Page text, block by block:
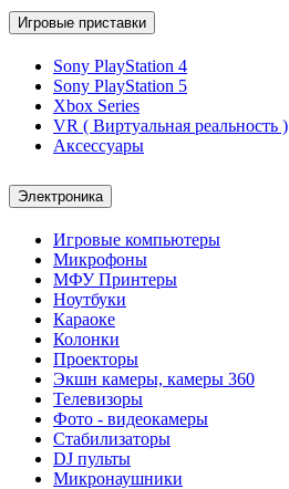
Игровые приставки
Sony PlayStation 4
Sony PlayStation 5
Xbox Series
VR ( Виртуальная реальность )
Аксессуары
Электроника
Игровые компьютеры
Микрофоны
МФУ Принтеры
Ноутбуки
Караоке
Колонки
Проекторы
Экшн камеры, камеры 360
Телевизоры
Фото - видеокамеры
Стабилизаторы
DJ пульты
Микронаушники